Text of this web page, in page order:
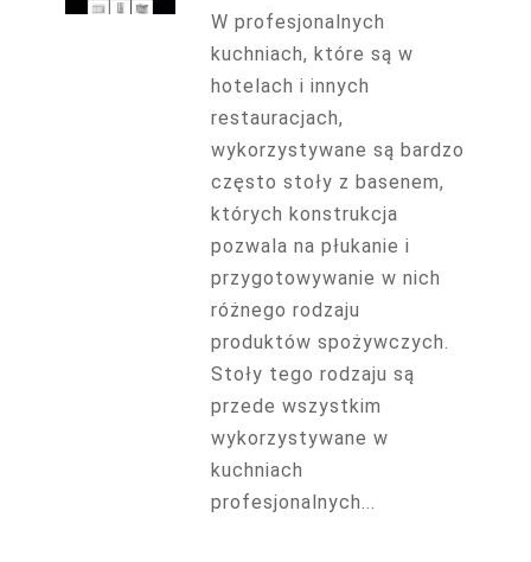
W profesjonalnych
kuchniach, które są w
hotelach i innych
restauracjach,
wykorzystywane są bardzo
często stoły z basenem,
których konstrukcja
pozwala na płukanie i
przygotowywanie w nich
różnego rodzaju
produktów spożywczych.
Stoły tego rodzaju są
przede wszystkim
wykorzystywane w
kuchniach
profesjonalnych...